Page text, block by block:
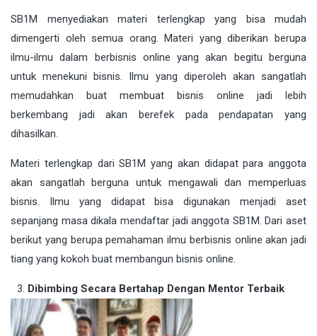
SB1M menyediakan materi terlengkap yang bisa mudah
dimengerti oleh semua orang. Materi yang diberikan berupa
ilmu-ilmu dalam berbisnis online yang akan begitu berguna
untuk menekuni bisnis. Ilmu yang diperoleh akan sangatlah
memudahkan buat membuat bisnis online jadi lebih
berkembang jadi akan berefek pada pendapatan yang
dihasilkan.
Materi terlengkap dari SB1M yang akan didapat para anggota
akan sangatlah berguna untuk mengawali dan memperluas
bisnis. Ilmu yang didapat bisa digunakan menjadi aset
sepanjang masa dikala mendaftar jadi anggota SB1M. Dari aset
berikut yang berupa pemahaman ilmu berbisnis online akan jadi
tiang yang kokoh buat membangun bisnis online.
Dibimbing Secara Bertahap Dengan Mentor Terbaik